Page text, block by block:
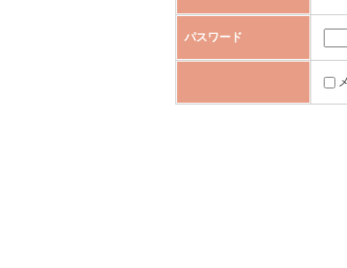
パスワード